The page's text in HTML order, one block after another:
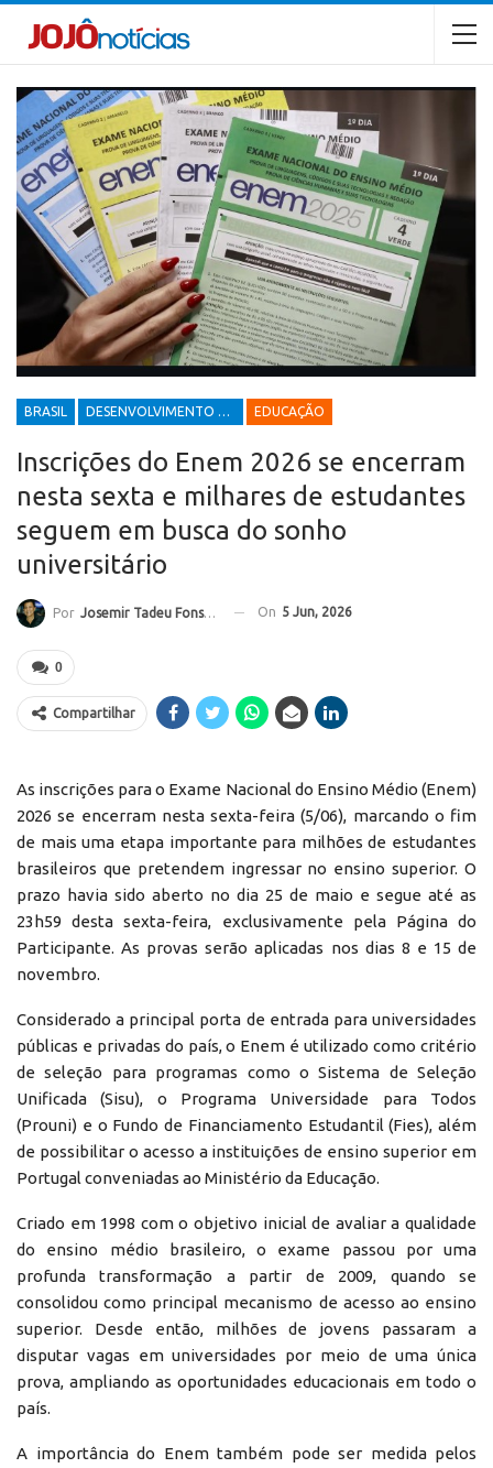
BRASIL DESENVOLVIMENTO ECONÔMICO E SOCIAL EDUCAÇÃO
Inscrições do Enem 2026 se encerram
nesta sexta e milhares de estudantes
seguem em busca do sonho
universitário
Por Josemir Tadeu Fonseca On 5 Jun, 2026
0
Compartilhar
As inscrições para o Exame Nacional do Ensino Médio (Enem)
2026 se encerram nesta sexta-feira (5/06), marcando o fim
de mais uma etapa importante para milhões de estudantes
brasileiros que pretendem ingressar no ensino superior. O
prazo havia sido aberto no dia 25 de maio e segue até as
23h59 desta sexta-feira, exclusivamente pela Página do
Participante. As provas serão aplicadas nos dias 8 e 15 de
novembro.
Considerado a principal porta de entrada para universidades
públicas e privadas do país, o Enem é utilizado como critério
de seleção para programas como o Sistema de Seleção
Unificada (Sisu), o Programa Universidade para Todos
(Prouni) e o Fundo de Financiamento Estudantil (Fies), além
de possibilitar o acesso a instituições de ensino superior em
Portugal conveniadas ao Ministério da Educação.
Criado em 1998 com o objetivo inicial de avaliar a qualidade
do ensino médio brasileiro, o exame passou por uma
profunda transformação a partir de 2009, quando se
consolidou como principal mecanismo de acesso ao ensino
superior. Desde então, milhões de jovens passaram a
disputar vagas em universidades por meio de uma única
prova, ampliando as oportunidades educacionais em todo o
país.
A importância do Enem também pode ser medida pelos